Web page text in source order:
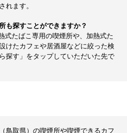
れます。
も探すことができますか？
式たばこ専用の喫煙所や、加熱式た
けたカフェや居酒屋などに絞った検
探す」をタップしていただいた先で
鳥取県）の喫煙所や喫煙できるカフ